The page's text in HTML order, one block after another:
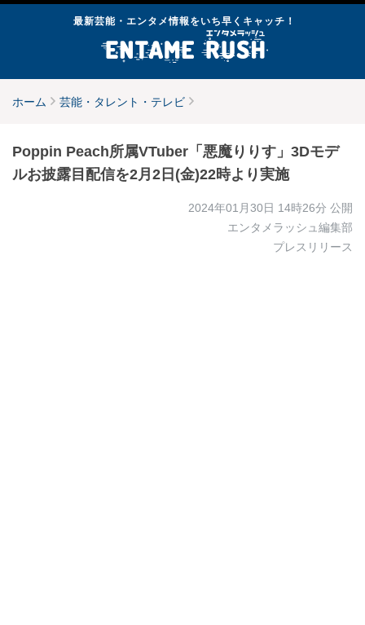
最新芸能・エンタメ情報をいち早くキャッチ！
ホーム 芸能・タレント・テレビ
Poppin Peach所属VTuber「悪魔りりす」3Dモデ
ルお披露目配信を2月2日(金)22時より実施
2024年01月30日 14時26分 公開
エンタメラッシュ編集部
プレスリリース